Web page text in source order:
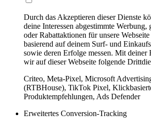
Durch das Akzeptieren dieser Dienste
deine Interessen abgestimmte Werbung,
oder Rabattaktionen für unsere
basierend auf deinem Surf- und
sowie deren Erfolge messen. Mit deiner
wir auf dieser Webseite folgende
Criteo, Meta-Pixel, Microsoft
(RTBHouse), TikTok Pixel,
Produktempfehlungen, Ads Defender
Erweitertes Conversion-Tracking